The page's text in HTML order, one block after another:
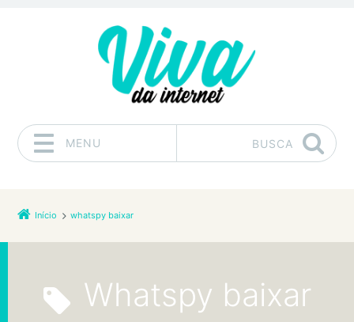
MENU BUSCA
Início whatspy baixar
whatspy baixar